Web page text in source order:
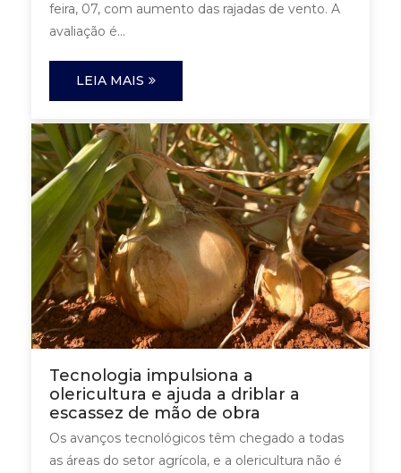
feira, 07, com aumento das rajadas de vento. A
avaliação é...
LEIA MAIS
Tecnologia impulsiona a
olericultura e ajuda a driblar a
escassez de mão de obra
Os avanços tecnológicos têm chegado a todas
as áreas do setor agrícola, e a olericultura não é